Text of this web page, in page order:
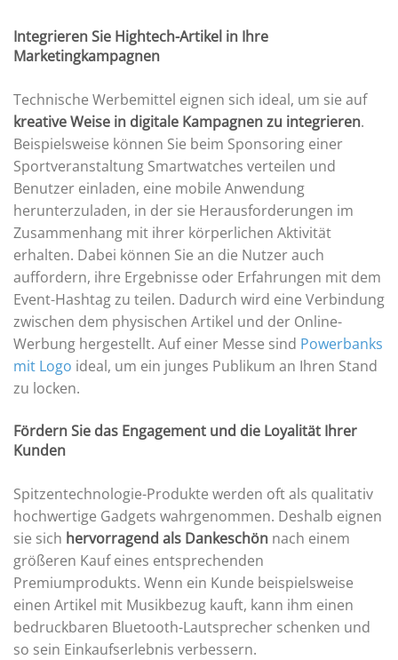
Integrieren Sie Hightech-Artikel in Ihre
Marketingkampagnen
Technische Werbemittel eignen sich ideal, um sie auf
kreative Weise in digitale Kampagnen zu integrieren.
Beispielsweise können Sie beim Sponsoring einer
Sportveranstaltung Smartwatches verteilen und
Benutzer einladen, eine mobile Anwendung
herunterzuladen, in der sie Herausforderungen im
Zusammenhang mit ihrer körperlichen Aktivität
erhalten. Dabei können Sie an die Nutzer auch
auffordern, ihre Ergebnisse oder Erfahrungen mit dem
Event-Hashtag zu teilen. Dadurch wird eine Verbindung
zwischen dem physischen Artikel und der Online-
Werbung hergestellt. Auf einer Messe sind Powerbanks
mit Logo ideal, um ein junges Publikum an Ihren Stand
zu locken.
Fördern Sie das Engagement und die Loyalität Ihrer
Kunden
Spitzentechnologie-Produkte werden oft als qualitativ
hochwertige Gadgets wahrgenommen. Deshalb eignen
sie sich hervorragend als Dankeschön nach einem
größeren Kauf eines entsprechenden
Premiumprodukts. Wenn ein Kunde beispielsweise
einen Artikel mit Musikbezug kauft, kann ihm einen
bedruckbaren Bluetooth-Lautsprecher schenken und
so sein Einkaufserlebnis verbessern.